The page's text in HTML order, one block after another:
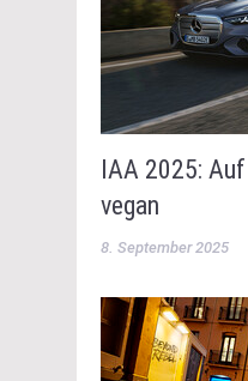
IAA 2025:
vegan
8. September 2025